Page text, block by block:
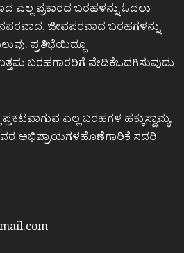
ಎಲ್ಲ ಪ್ರಕಾರದ ಬರಹಳನ್ನು ಓದಲು
ಜೀವಪರವಾದ ಬರಹಗಳನ್ನು
ಪ್ರತಿಭೆಯಿದ್ದೂ
ಬರಹಗಾರರಿಗೆ ವೇದಿಕೆಒದಗಿಸುವುದು
ಎಲ್ಲ ಬರಹಗಳ ಹಕ್ಕುಸ್ವಾಮ್ಯ
ಅಭಿಪ್ರಾಯಗಳಹೊಣೆಗಾರಿಕೆ ಸದರಿ